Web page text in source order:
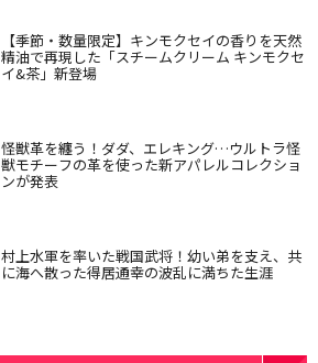
【季節・数量限定】キンモクセイの香りを天然
精油で再現した「スチームクリーム キンモクセ
イ&茶」新登場
怪獣革を纏う！ダダ、エレキング…ウルトラ怪
獣モチーフの革を使った新アパレルコレクショ
ンが発表
村上水軍を率いた戦国武将！幼い弟を支え、共
に海へ散った得居通幸の波乱に満ちた生涯